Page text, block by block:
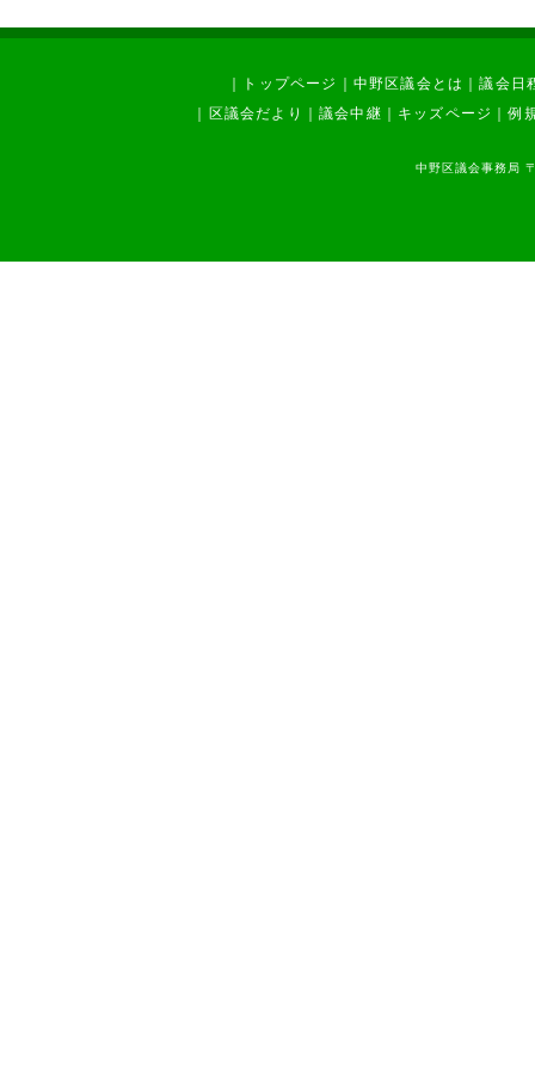
トップページ 中野区議会とは ｜議会日
区議会だより ｜議会中継 キッズページ ｜例
中野区議会事務局